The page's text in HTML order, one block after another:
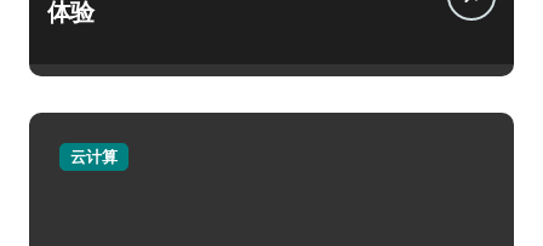
体验
云计算